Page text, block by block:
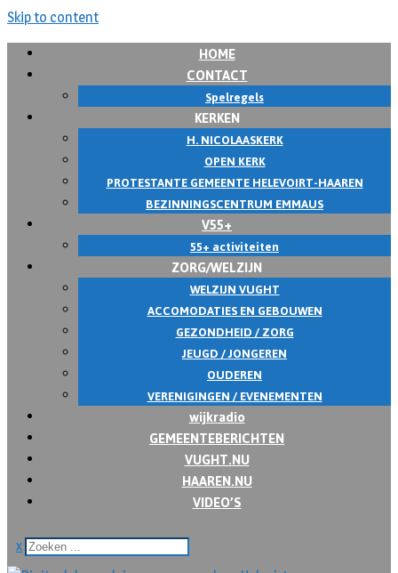
Skip to content
HOME
CONTACT
Spelregels
KERKEN
H. NICOLAASKERK
OPEN KERK
PROTESTANTE GEMEENTE HELEVOIRT-HAAREN
BEZINNINGSCENTRUM EMMAUS
V55+
55+ activiteiten
ZORG/WELZIJN
WELZIJN VUGHT
ACCOMODATIES EN GEBOUWEN
GEZONDHEID / ZORG
JEUGD / JONGEREN
OUDEREN
VERENIGINGEN / EVENEMENTEN
wijkradio
GEMEENTEBERICHTEN
VUGHT.NU
HAAREN.NU
VIDEO’S
x